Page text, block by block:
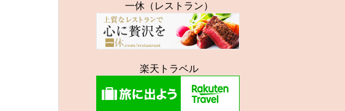
一休（レストラン）
楽天トラベル